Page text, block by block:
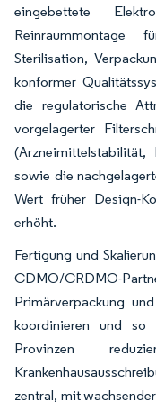
eingebettete
Reinraummontage
Sterilisation,
konformer
die regulatorische
vorgelagerter
(Arzneimittelstabilität,
sowie die
Wert früher Design-
erhöht.
Fertigung und
CDMO/CRDMO-
Primärverpackung
koordinieren und so
Provinzen
zentral, mit